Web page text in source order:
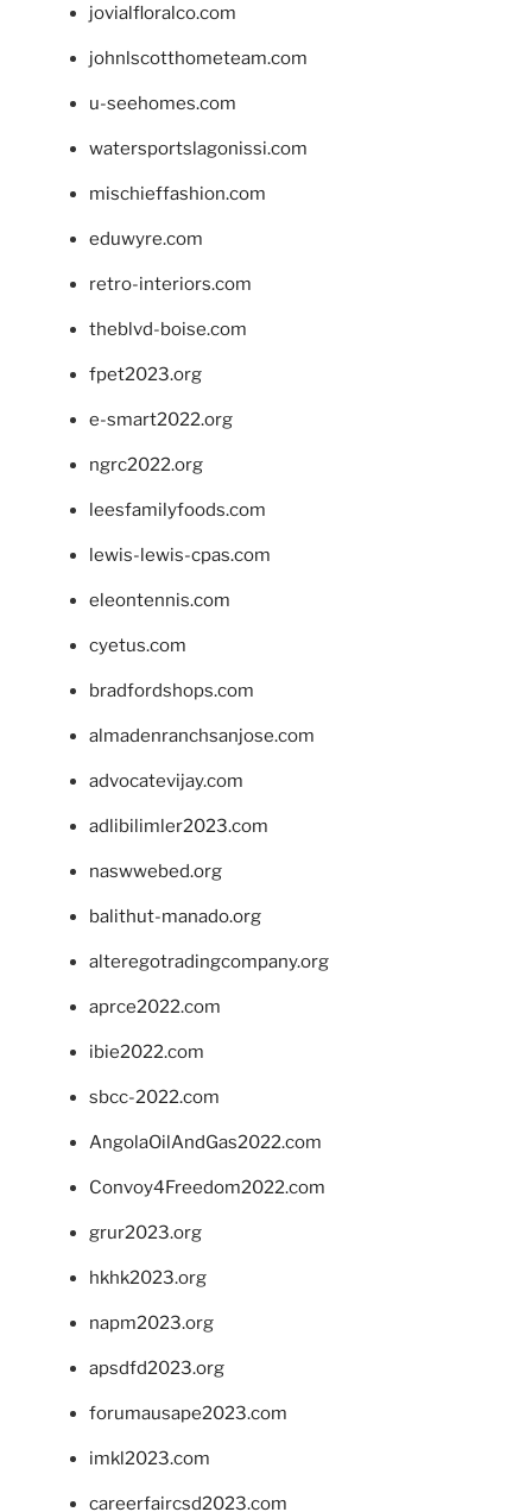
jovialfloralco.com
johnlscotthometeam.com
u-seehomes.com
watersportslagonissi.com
mischieffashion.com
eduwyre.com
retro-interiors.com
theblvd-boise.com
fpet2023.org
e-smart2022.org
ngrc2022.org
leesfamilyfoods.com
lewis-lewis-cpas.com
eleontennis.com
cyetus.com
bradfordshops.com
almadenranchsanjose.com
advocatevijay.com
adlibilimler2023.com
naswwebed.org
balithut-manado.org
alteregotradingcompany.org
aprce2022.com
ibie2022.com
sbcc-2022.com
AngolaOilAndGas2022.com
Convoy4Freedom2022.com
grur2023.org
hkhk2023.org
napm2023.org
apsdfd2023.org
forumausape2023.com
imkl2023.com
careerfaircsd2023.com